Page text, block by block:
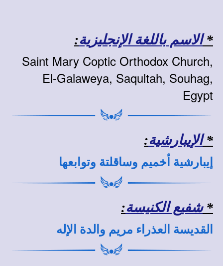
*الاسم باللغة الإنجليزية:
Saint Mary Coptic Orthodox Church,
El-Galaweya, Saqultah, Souhag,
Egypt
*الإيبارشية:
إيبارشية أخميم وساقلتة وتوابعها
*شفيع الكنيسة:
القديسة العذراء مريم والدة الإله